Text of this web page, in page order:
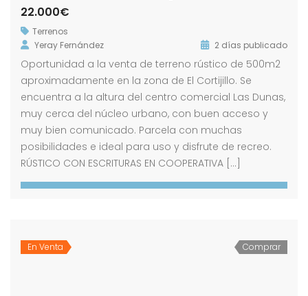
22.000€
Terrenos
Yeray Fernández
2 días publicado
Oportunidad a la venta de terreno rústico de 500m2
aproximadamente en la zona de El Cortijillo. Se
encuentra a la altura del centro comercial Las Dunas,
muy cerca del núcleo urbano, con buen acceso y
muy bien comunicado. Parcela con muchas
posibilidades e ideal para uso y disfrute de recreo.
RÚSTICO CON ESCRITURAS EN COOPERATIVA […]
En Venta Comprar